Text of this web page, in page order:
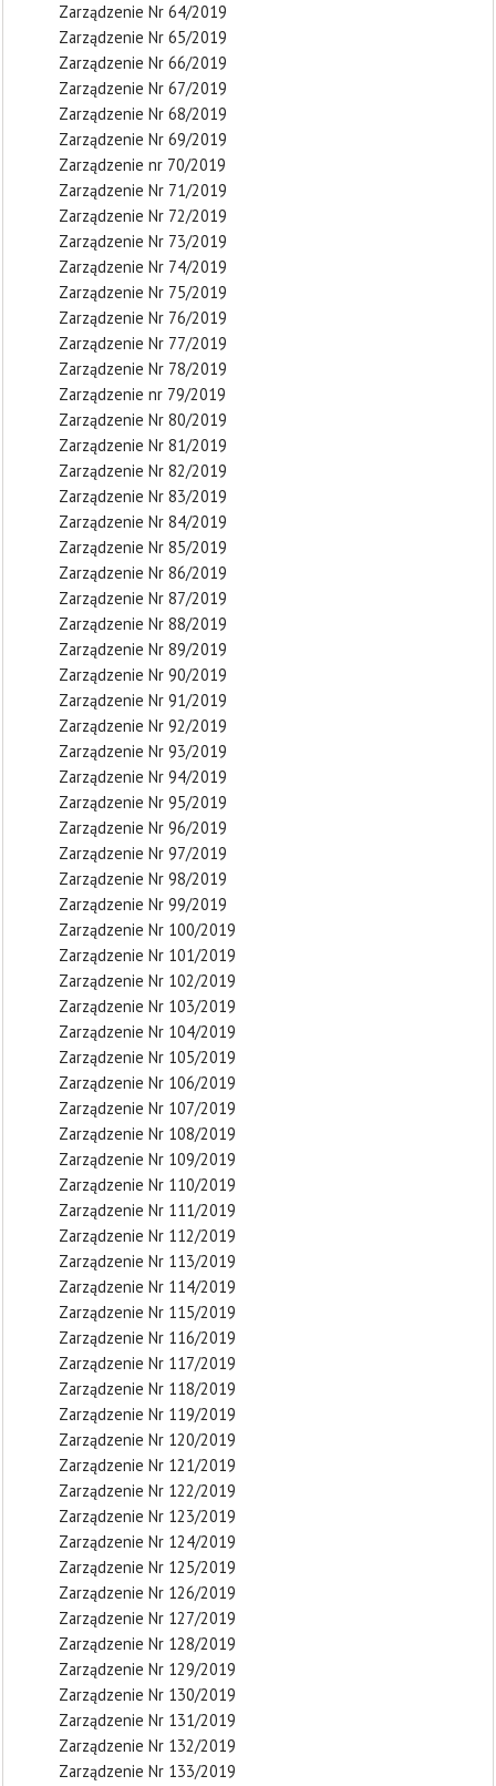
Zarządzenie Nr 64/2019
Zarządzenie Nr 65/2019
Zarządzenie Nr 66/2019
Zarządzenie Nr 67/2019
Zarządzenie Nr 68/2019
Zarządzenie Nr 69/2019
Zarządzenie nr 70/2019
Zarządzenie Nr 71/2019
Zarządzenie Nr 72/2019
Zarządzenie Nr 73/2019
Zarządzenie Nr 74/2019
Zarządzenie Nr 75/2019
Zarządzenie Nr 76/2019
Zarządzenie Nr 77/2019
Zarządzenie Nr 78/2019
Zarządzenie nr 79/2019
Zarządzenie Nr 80/2019
Zarządzenie Nr 81/2019
Zarządzenie Nr 82/2019
Zarządzenie Nr 83/2019
Zarządzenie Nr 84/2019
Zarządzenie Nr 85/2019
Zarządzenie Nr 86/2019
Zarządzenie Nr 87/2019
Zarządzenie Nr 88/2019
Zarządzenie Nr 89/2019
Zarządzenie Nr 90/2019
Zarządzenie Nr 91/2019
Zarządzenie Nr 92/2019
Zarządzenie Nr 93/2019
Zarządzenie Nr 94/2019
Zarządzenie Nr 95/2019
Zarządzenie Nr 96/2019
Zarządzenie Nr 97/2019
Zarządzenie Nr 98/2019
Zarządzenie Nr 99/2019
Zarządzenie Nr 100/2019
Zarządzenie Nr 101/2019
Zarządzenie Nr 102/2019
Zarządzenie Nr 103/2019
Zarządzenie Nr 104/2019
Zarządzenie Nr 105/2019
Zarządzenie Nr 106/2019
Zarządzenie Nr 107/2019
Zarządzenie Nr 108/2019
Zarządzenie Nr 109/2019
Zarządzenie Nr 110/2019
Zarządzenie Nr 111/2019
Zarządzenie Nr 112/2019
Zarządzenie Nr 113/2019
Zarządzenie Nr 114/2019
Zarządzenie Nr 115/2019
Zarządzenie Nr 116/2019
Zarządzenie Nr 117/2019
Zarządzenie Nr 118/2019
Zarządzenie Nr 119/2019
Zarządzenie Nr 120/2019
Zarządzenie Nr 121/2019
Zarządzenie Nr 122/2019
Zarządzenie Nr 123/2019
Zarządzenie Nr 124/2019
Zarządzenie Nr 125/2019
Zarządzenie Nr 126/2019
Zarządzenie Nr 127/2019
Zarządzenie Nr 128/2019
Zarządzenie Nr 129/2019
Zarządzenie Nr 130/2019
Zarządzenie Nr 131/2019
Zarządzenie Nr 132/2019
Zarządzenie Nr 133/2019